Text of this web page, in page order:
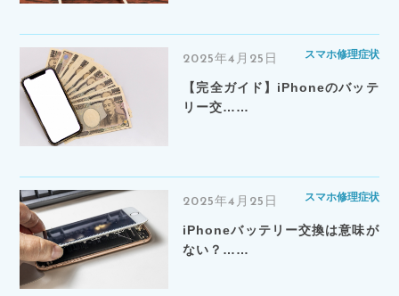
2025年4月25日 スマホ修理症状
【完全ガイド】iPhoneのバッテ
リー交……
2025年4月25日 スマホ修理症状
iPhoneバッテリー交換は意味が
ない？……